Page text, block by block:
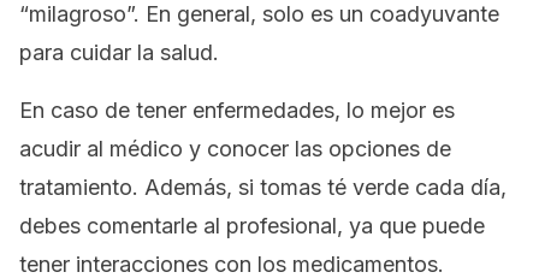
“milagroso”. En general, solo es un coadyuvante
para cuidar la salud.
En caso de tener enfermedades, lo mejor es
acudir al médico y conocer las opciones de
tratamiento. Además, si tomas té verde cada día,
debes comentarle al profesional, ya que puede
tener interacciones con los medicamentos.